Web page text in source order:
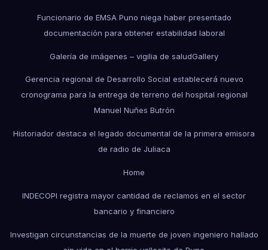
Funcionario de EMSA Puno niega haber presentado
documentación para obtener estabilidad laboral
Galería de imágenes – vigilia de saludGallery
Gerencia regional de Desarrollo Social establecerá nuevo
cronograma para la entrega de terreno del hospital regional
Manuel Nuñes Butrón
Historiador destaca el legado documental de la primera emisora
de radio de Juliaca
Home
INDECOPI registra mayor cantidad de reclamos en el sector
bancario y financiero
Investigan circunstancias de la muerte de joven ingeniero hallado